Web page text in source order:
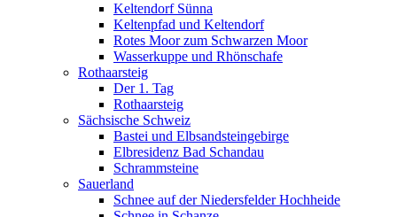
Keltendorf Sünna
Keltenpfad und Keltendorf
Rotes Moor zum Schwarzen Moor
Wasserkuppe und Rhönschafe
Rothaarsteig
Der 1. Tag
Rothaarsteig
Sächsische Schweiz
Bastei und Elbsandsteingebirge
Elbresidenz Bad Schandau
Schrammsteine
Sauerland
Schnee auf der Niedersfelder Hochheide